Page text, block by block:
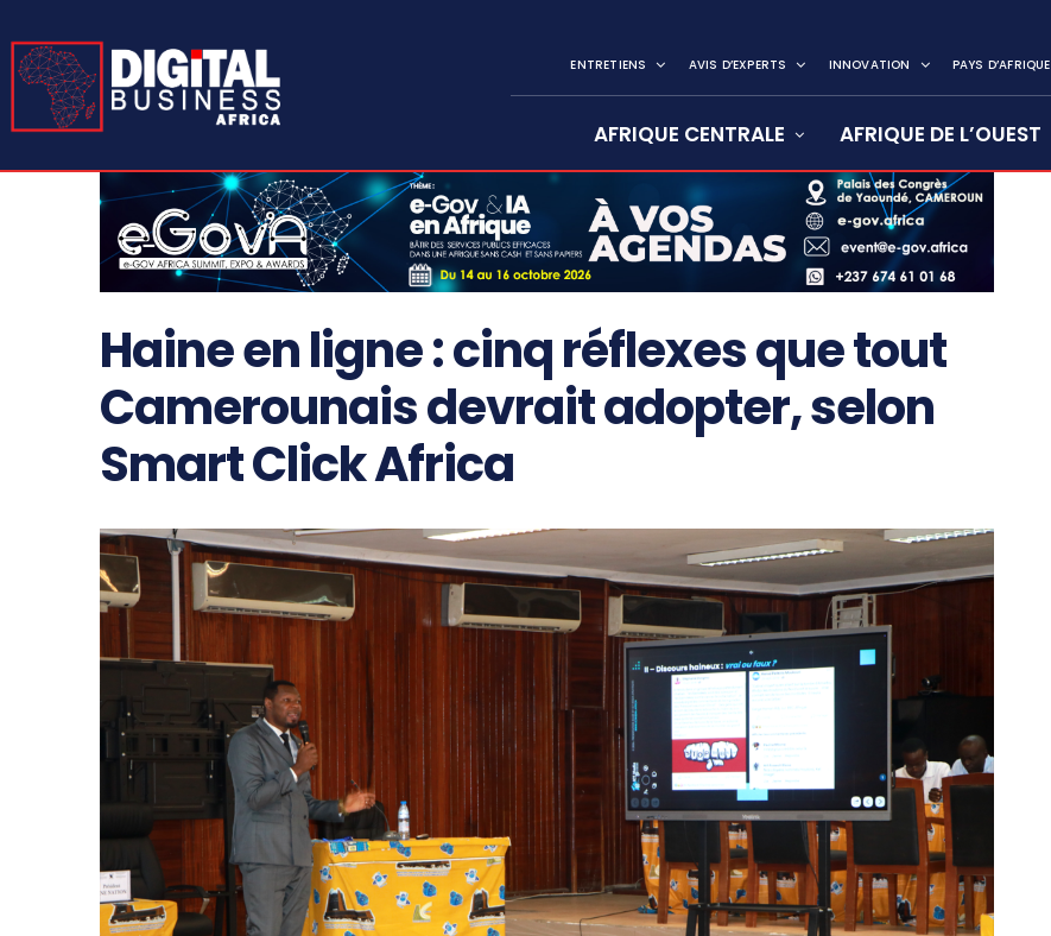
ENTRETIENS AVIS D’EXPERTS INNOVATION PAYS D’AFRIQUE
AFRIQUE CENTRALE AFRIQUE DE L’OUEST
Haine en ligne : cinq réflexes que tout
Camerounais devrait adopter, selon
Smart Click Africa